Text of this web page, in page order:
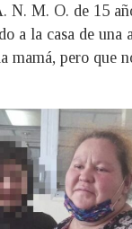
N. M. O. de 15
a la casa de una
mamá, pero que